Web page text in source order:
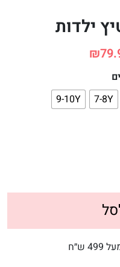
ילדות
₪
7-8Y
9-10Y
ש״ח